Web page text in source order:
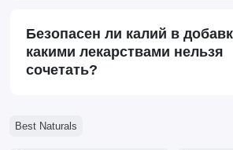
Безопасен ли калий в
какими лекарствами нельзя
сочетать?
Best Naturals